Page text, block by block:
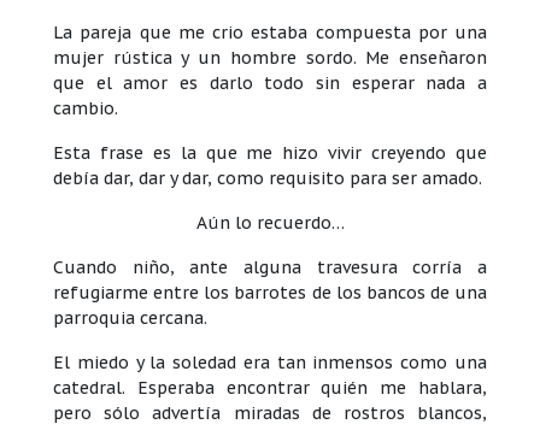
La pareja que me crio estaba compuesta por una
mujer rústica y un hombre sordo. Me enseñaron
que el amor es darlo todo sin esperar nada a
cambio.
Esta frase es la que me hizo vivir creyendo que
debía dar, dar y dar, como requisito para ser amado.
Aún lo recuerdo…
Cuando niño, ante alguna travesura corría a
refugiarme entre los barrotes de los bancos de una
parroquia cercana.
El miedo y la soledad era tan inmensos como una
catedral. Esperaba encontrar quién me hablara,
pero sólo advertía miradas de rostros blancos,